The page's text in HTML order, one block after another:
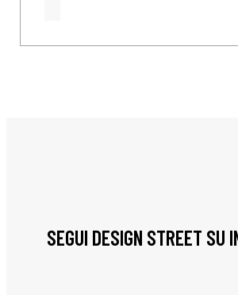
SEGUI DESIGN STREET SU